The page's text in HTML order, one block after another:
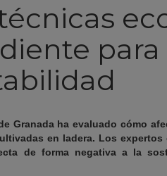
Granada ha evaluado cómo
en ladera. Los
de forma negativa a la